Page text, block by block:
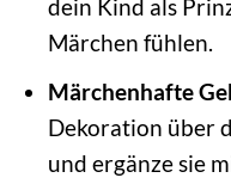
dein Kind als
Märchen fühlen.
Märchenhafte
Dekoration über
und ergänze sie